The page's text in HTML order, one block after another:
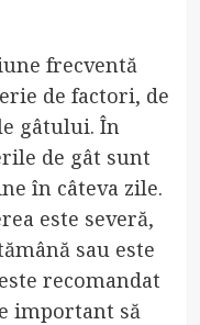
frecventă
de factori, de
gâtului. În
de gât sunt
în câteva zile.
este severă,
sau este
recomandat
important să